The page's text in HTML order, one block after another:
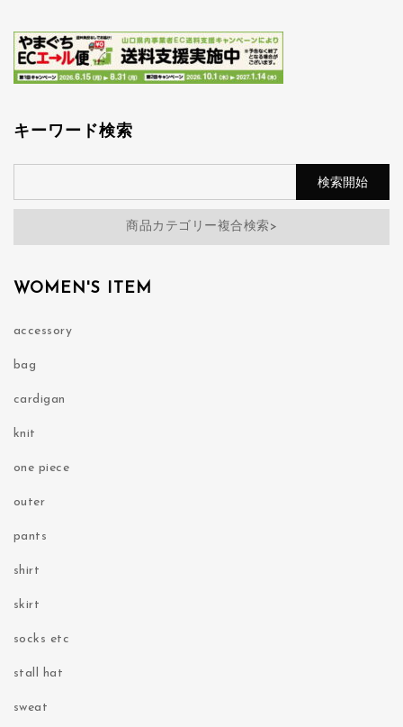
キーワード検索
商品カテゴリー複合検索>
WOMEN'S ITEM
accessory
bag
cardigan
knit
one piece
outer
pants
shirt
skirt
socks etc
stall hat
sweat